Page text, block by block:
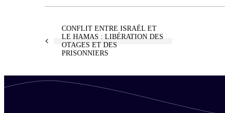
CONFLIT ENTRE ISRAËL ET
LE HAMAS : LIBÉRATION DES
OTAGES ET DES
PRISONNIERS